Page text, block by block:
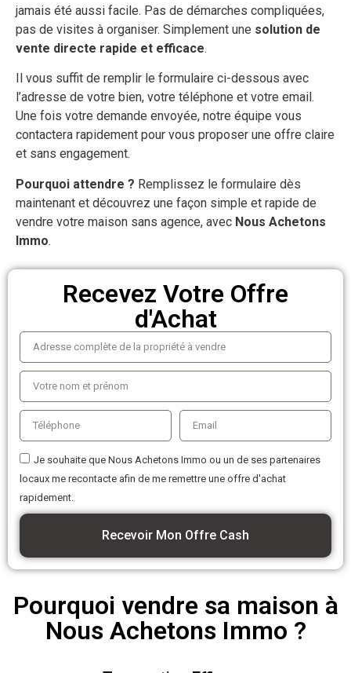
jamais été aussi facile. Pas de démarches compliquées,
pas de visites à organiser. Simplement une solution de
vente directe rapide et efficace.
Il vous suffit de remplir le formulaire ci-dessous avec
l’adresse de votre bien, votre téléphone et votre email.
Une fois votre demande envoyée, notre équipe vous
contactera rapidement pour vous proposer une offre claire
et sans engagement.
Pourquoi attendre ? Remplissez le formulaire dès
maintenant et découvrez une façon simple et rapide de
vendre votre maison sans agence, avec Nous Achetons
Immo.
Recevez Votre Offre
d'Achat
Je souhaite que Nous Achetons Immo ou un de ses partenaires
locaux me recontacte afin de me remettre une offre d'achat
rapidement.
Recevoir Mon Offre Cash
Pourquoi vendre sa maison à
Nous Achetons Immo ?